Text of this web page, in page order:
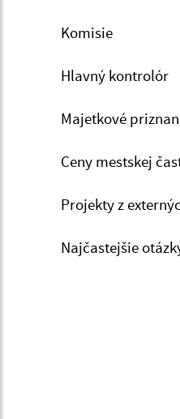
Komisie
Hlavný kontrolór
Majetkové
Ceny mestskej
Projekty z
Najčastejšie